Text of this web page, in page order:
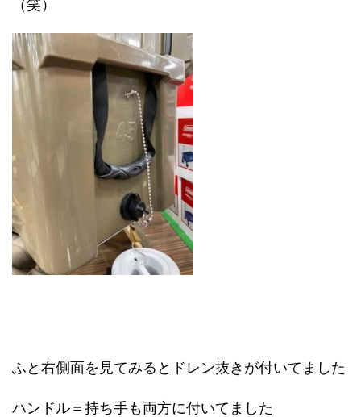
（笑）
ふと右側面を見てみるとドレン抜きが付いてました
ハンドル＝持ち手も両方に付いてました